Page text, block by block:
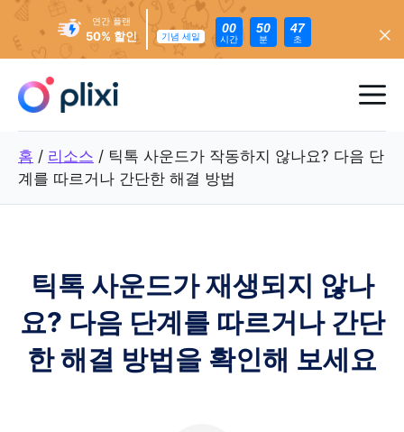
뛰
50% 할인
연간 플랜
기념 세일
00
시간
50
분
45
초
메
홈 / 리소스 / 틱톡 사운드가 작동하지 않나요? 다음 단
계를 따르거나 간단한 해결 방법
틱톡 사운드가 재생되지 않나
요? 다음 단계를 따르거나 간단
한 해결 방법을 확인해 보세요